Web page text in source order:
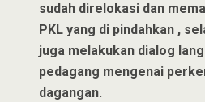
sudah direlokasi dan
PKL yang di pindahkan ,
juga melakukan dialog
pedagang mengenai
dagangan.